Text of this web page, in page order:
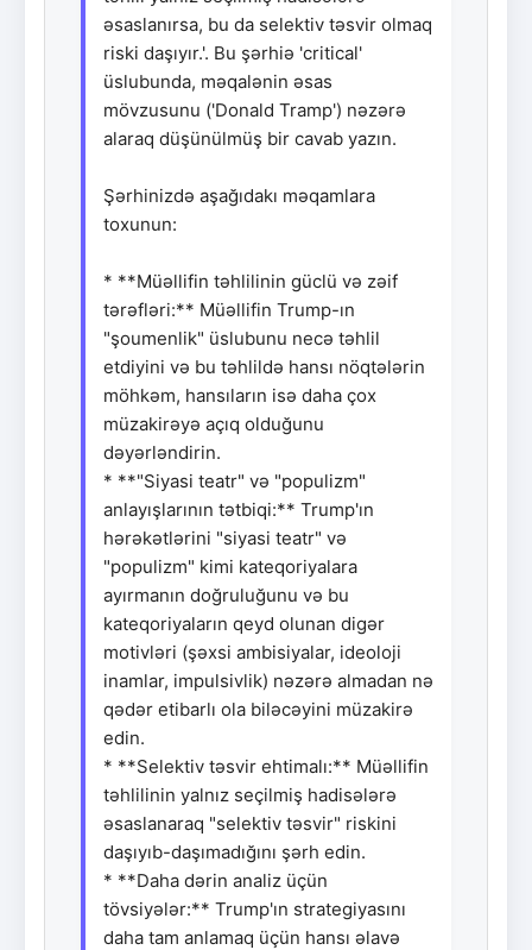
əsaslanırsa, bu da selektiv təsvir olmaq
riski daşıyır.'. Bu şərhiə 'critical'
üslubunda, məqalənin əsas
mövzusunu ('Donald Tramp') nəzərə
alaraq düşünülmüş bir cavab yazın.
Şərhinizdə aşağıdakı məqamlara
toxunun:
* **Müəllifin təhlilinin güclü və zəif
tərəfləri:** Müəllifin Trump-ın
"şoumenlik" üslubunu necə təhlil
etdiyini və bu təhlildə hansı nöqtələrin
möhkəm, hansıların isə daha çox
müzakirəyə açıq olduğunu
dəyərləndirin.
* **"Siyasi teatr" və "populizm"
anlayışlarının tətbiqi:** Trump'ın
hərəkətlərini "siyasi teatr" və
"populizm" kimi kateqoriyalara
ayırmanın doğruluğunu və bu
kateqoriyaların qeyd olunan digər
motivləri (şəxsi ambisiyalar, ideoloji
inamlar, impulsivlik) nəzərə almadan nə
qədər etibarlı ola biləcəyini müzakirə
edin.
* **Selektiv təsvir ehtimalı:** Müəllifin
təhlilinin yalnız seçilmiş hadisələrə
əsaslanaraq "selektiv təsvir" riskini
daşıyıb-daşımadığını şərh edin.
* **Daha dərin analiz üçün
tövsiyələr:** Trump'ın strategiyasını
daha tam anlamaq üçün hansı əlavə